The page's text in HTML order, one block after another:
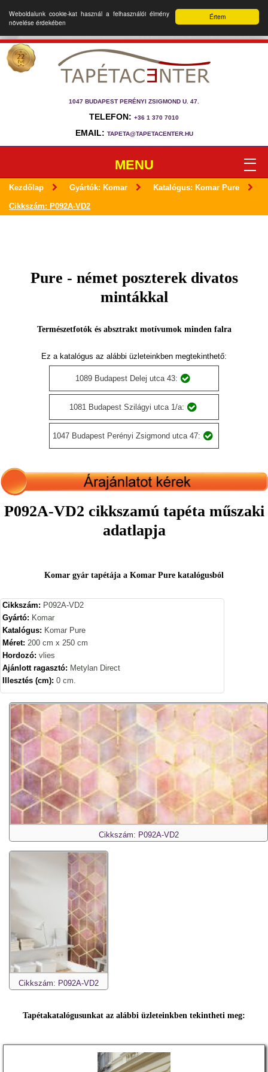
Értem
Weboldalunk cookie-kat használ a felhasználói élmény
növelése érdekében
1047 BUDAPEST PERÉNYI ZSIGMOND U. 47.
TELEFON: +36 1 370 7010
EMAIL: TAPETA@TAPETACENTER.HU
MENU
Kezdőlap Gyártók: Komar Katalógus: Komar Pure
Cikkszám: P092A-VD2
Pure - német poszterek divatos
mintákkal
Természetfotók és absztrakt motívumok minden falra
Ez a katalógus az alábbi üzleteinkben megtekinthető:
1089 Budapest Delej utca 43:
1081 Budapest Szilágyi utca 1/a:
1047 Budapest Perényi Zsigmond utca 47:
P092A-VD2 cikkszamú tapéta műszaki
adatlapja
Komar gyár tapétája a Komar Pure katalógusból
Cikkszám: P092A-VD2
Gyártó: Komar
Katalógus: Komar Pure
Méret: 200 cm x 250 cm
Hordozó: vlies
Ajánlott ragasztó: Metylan Direct
Illesztés (cm): 0 cm.
Cikkszám: P092A-VD2
Cikkszám: P092A-VD2
Tapétakatalógusunkat az alábbi üzleteinkben tekintheti meg: